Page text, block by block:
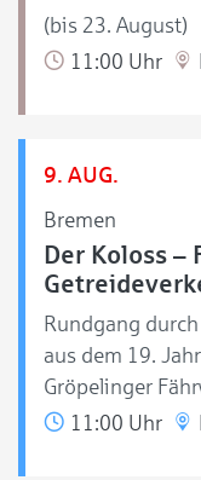
(bis 23. August)
11:00 Uhr
9. AUG.
Bremen
Der Koloss –
Rundgang
aus dem 19.
Gröpelinger
11:00 Uhr